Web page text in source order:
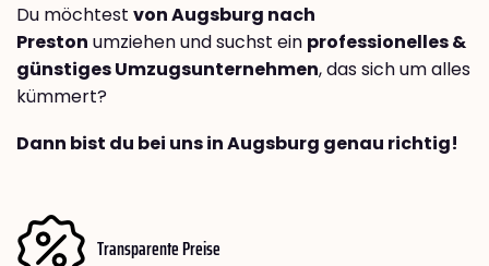
Du möchtest von Augsburg nach
Preston umziehen und suchst ein professionelles &
günstiges Umzugsunternehmen, das sich um alles
kümmert?
Dann bist du bei uns in Augsburg genau richtig!
Transparente Preise